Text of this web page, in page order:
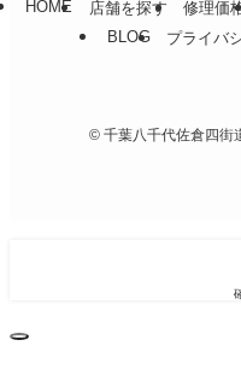
HOME 店舗を探す 修理価
BLOG
プライバ
© 千葉八千代佐倉四街